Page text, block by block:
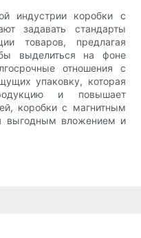
индустрии коробки с
задавать стандарты
товаров, предлагая
выделиться на фоне
отношения с
упаковку, которая
и повышает
коробки с магнитным
выгодным вложением и